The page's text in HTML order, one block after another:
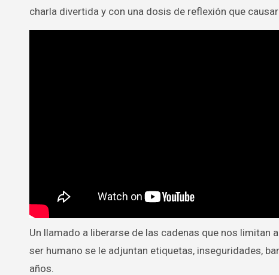
charla divertida y con una dosis de reflexión que
Un llamado a liberarse de las cadenas que nos limitan
ser humano se le adjuntan etiquetas, inseguridades,
años.